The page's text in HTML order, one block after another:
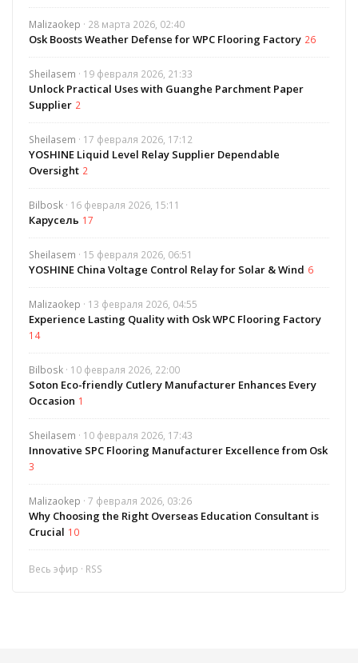
Malizaokep · 28 марта 2026, 02:40
Osk Boosts Weather Defense for WPC Flooring Factory 26
Sheilasem · 19 февраля 2026, 21:33
Unlock Practical Uses with Guanghe Parchment Paper
Supplier 2
Sheilasem · 17 февраля 2026, 17:12
YOSHINE Liquid Level Relay Supplier Dependable
Oversight 2
Bilbosk · 16 февраля 2026, 15:11
Карусель 17
Sheilasem · 15 февраля 2026, 06:51
YOSHINE China Voltage Control Relay for Solar & Wind 6
Malizaokep · 13 февраля 2026, 04:55
Experience Lasting Quality with Osk WPC Flooring Factory
14
Bilbosk · 10 февраля 2026, 22:00
Soton Eco-friendly Cutlery Manufacturer Enhances Every
Occasion 1
Sheilasem · 10 февраля 2026, 17:43
Innovative SPC Flooring Manufacturer Excellence from Osk
3
Malizaokep · 7 февраля 2026, 03:26
Why Choosing the Right Overseas Education Consultant is
Crucial 10
Весь эфир · RSS